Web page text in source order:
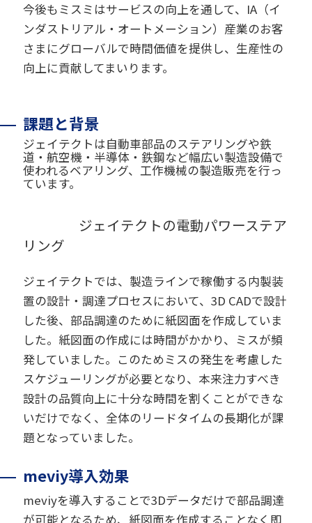
今後もミスミはサービスの向上を通して、IA（イ
ンダストリアル・オートメーション）産業のお客
さまにグローバルで時間価値を提供し、生産性の
向上に貢献してまいります。
課題と背景
ジェイテクトは自動車部品のステアリングや鉄
道・航空機・半導体・鉄鋼など幅広い製造設備で
使われるベアリング、工作機械の製造販売を行っ
ています。
ジェイテクトの電動パワーステア
リング
ジェイテクトでは、製造ラインで稼働する内製装
置の設計・調達プロセスにおいて、3D CADで設計
した後、部品調達のために紙図面を作成していま
した。紙図面の作成には時間がかかり、ミスが頻
発していました。このためミスの発生を考慮した
スケジューリングが必要となり、本来注力すべき
設計の品質向上に十分な時間を割くことができな
いだけでなく、全体のリードタイムの長期化が課
題となっていました。
meviy導入効果
meviyを導入することで3Dデータだけで部品調達
が可能となるため、紙図面を作成することなく即